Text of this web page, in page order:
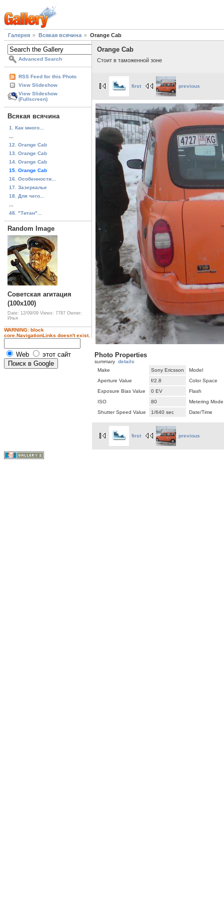
Галерея Всякая всячина Orange Cab
Advanced Search
RSS Feed for this Photo
View Slideshow
View Slideshow
(Fullscreen)
Всякая всячина
1. Как много...
12. Orange Cab
13. Orange Cab
14. Orange Cab
15. Orange Cab
16. Особенности...
17. Зазеркалье
18. Для чего...
48. "Титан"...
Random Image
Советская агитация
(100x100)
Date: 12/09/09 Views: 7787 Owner:
Илья
WARNING: block
core.NavigationLinks doesn't exist.
Web этот сайт
Orange Cab
Стоит в таможенной зоне
first previous
Photo Properties
summary details
Make
Sony Ericsson
Model
Aperture Value
f/2.8
Color Space
Exposure Bias Value
0 EV
Flash
ISO
80
Metering Mode
Shutter Speed Value
1/640 sec Date/Time
first previous